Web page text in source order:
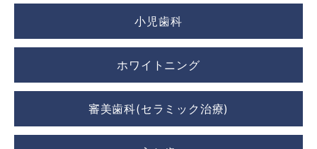
小児歯科
ホワイトニング
審美歯科(セラミック治療)